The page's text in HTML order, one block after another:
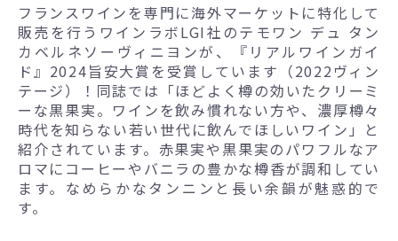
フランスワインを専門に海外マーケットに特化して
販売を行うワインラボLGI社のテモワン デュ タン
カベルネソーヴィニヨンが、『リアルワインガイ
ド』2024旨安大賞を受賞しています（2022ヴィン
テージ）！同誌では「ほどよく樽の効いたクリーミ
ーな黒果実。ワインを飲み慣れない方や、濃厚樽々
時代を知らない若い世代に飲んでほしいワイン」と
紹介されています。赤果実や黒果実のパワフルなア
ロマにコーヒーやバニラの豊かな樽香が調和してい
ます。なめらかなタンニンと長い余韻が魅惑的で
す。